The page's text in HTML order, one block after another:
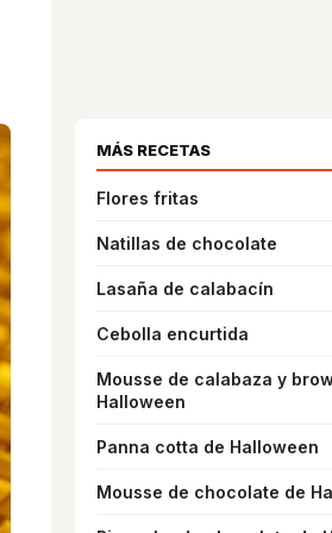
MÁS RECETAS
Flores fritas
Natillas de chocolate
Lasaña de calabacín
Cebolla encurtida
Mousse de calabaza y
Halloween
Panna cotta de Halloween
Mousse de chocolate de